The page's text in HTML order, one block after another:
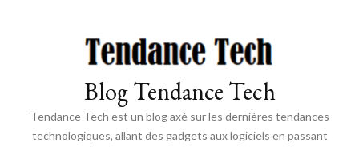
Blog Tendance Tech
Tendance Tech est un blog axé sur les dernières tendances
technologiques, allant des gadgets aux logiciels en passant